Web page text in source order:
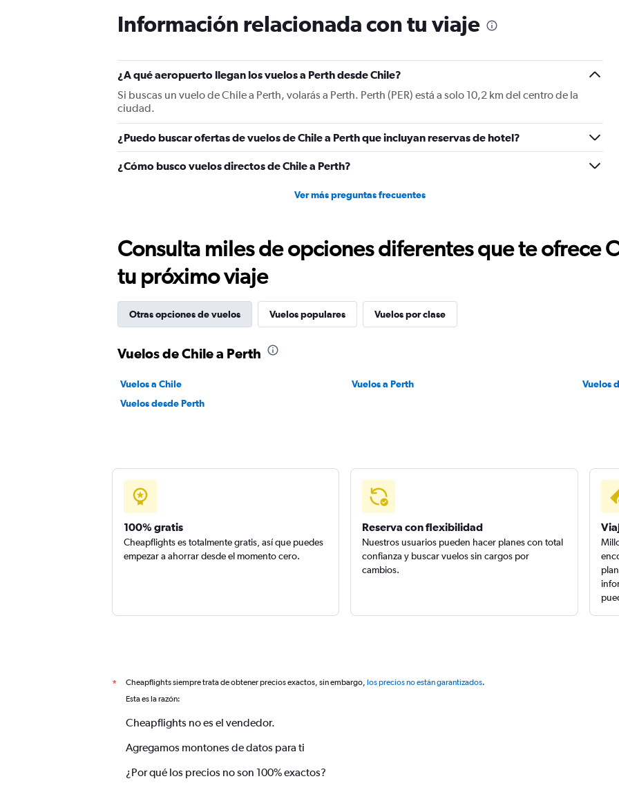
chart
has
Y
axis
displaying
values.
0
to
2400.
Información relacionada con tu viaje
¿A qué aeropuerto llegan los vuelos a Perth desde Chile?
Si buscas un vuelo de Chile a Perth, volarás a Perth. Perth (PER) está a solo 10,2 km del centro de la
ciudad.
¿Puedo buscar ofertas de vuelos de Chile a Perth que incluyan reservas de hotel?
¿Cómo busco vuelos directos de Chile a Perth?
Ver más preguntas frecuentes
Consulta miles de opciones diferentes que te ofrece
tu próximo viaje
Otras opciones de vuelos Vuelos populares Vuelos por clase
Vuelos de Chile a Perth
Vuelos a Chile Vuelos a Perth
Vuelos
Vuelos desde Perth
100% gratis
Cheapflights es totalmente gratis, así que puedes
empezar a ahorrar desde el momento cero.
Reserva con flexibilidad
Nuestros usuarios pueden hacer planes con total
confianza y buscar vuelos sin cargos por
cambios.
* Cheapflights siempre trata de obtener precios exactos, sin embargo, los precios no están garantizados.
Esta es la razón:
Cheapflights no es el vendedor.
Agregamos montones de datos para ti
¿Por qué los precios no son 100% exactos?